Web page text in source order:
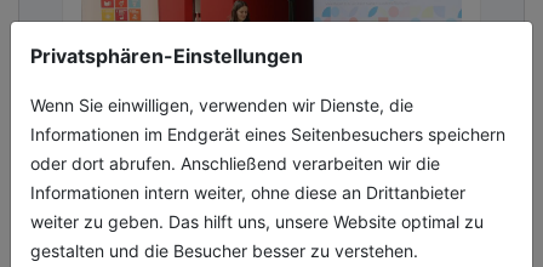
Privatsphären-Einstellungen
Wenn Sie einwilligen, verwenden wir Dienste, die
Informationen im Endgerät eines Seitenbesuchers speichern
oder dort abrufen. Anschließend verarbeiten wir die
Informationen intern weiter, ohne diese an Drittanbieter
weiter zu geben. Das hilft uns, unsere Website optimal zu
gestalten und die Besucher besser zu verstehen.
Portal für nachhaltige Kommunen
gestartet